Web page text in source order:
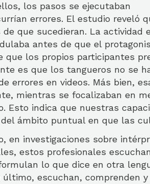
los pasos se ejecutaban
errores. El estudio reveló
que sucedieran. La actividad
antes de que el
los propios participantes
es que los tangueros no se
errores en videos. Más bien,
mientras se focalizaban en
Esto indica que nuestras
ámbito puntual en que las
en investigaciones sobre
estos profesionales
lo que dice en otra
escuchan, comprenden